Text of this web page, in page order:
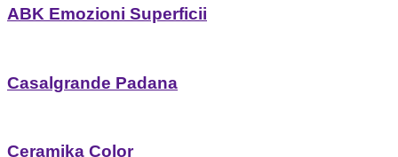
ABK Emozioni Superficii
Casalgrande Padana
Ceramika Color